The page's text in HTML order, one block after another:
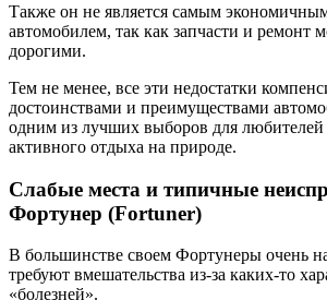
Также он не является самым
автомобилем, так как запчасти и ремонт
дорогими.
Тем не менее, все эти недостатки
достоинствами и преимуществами
одним из лучших выборов для
активного отдыха на природе.
Слабые места и типичные
Фортунер (Fortuner)
В большинстве своем Фортунеры очень
требуют вмешательства из-за каких-то
«болезней».